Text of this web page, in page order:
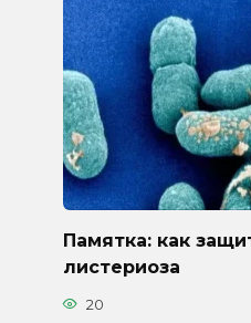
Памятка: как
листериоза
20